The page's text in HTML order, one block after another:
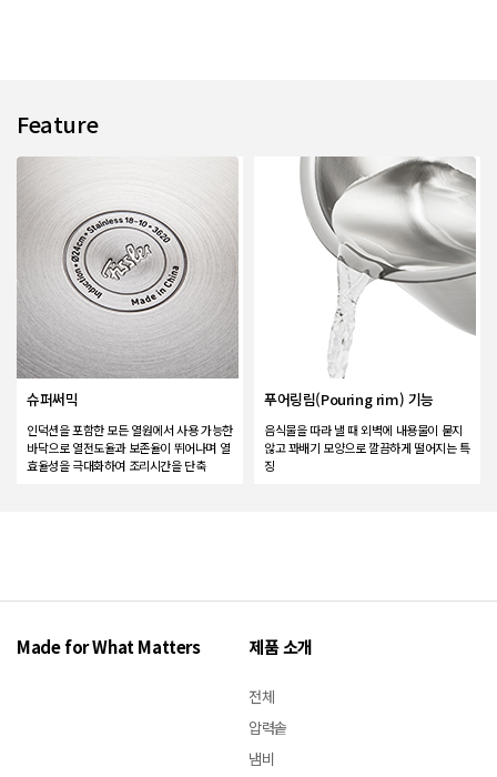
Feature
슈퍼써믹
인덕션을 포함한 모든 열원에서 사용 가능한
바닥으로 열전도율과 보존율이 뛰어나며 열
효율성을 극대화하여 조리시간을 단축
푸어링림(Pouring rim) 기능
음식물을 따라 낼 때 외벽에 내용물이 묻지
않고 꽈배기 모양으로 깔끔하게 떨어지는 특
징
Made for What Matters 제품 소개
전체
압력솥
냄비